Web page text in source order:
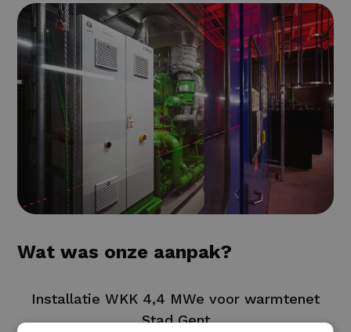
Wat was onze aanpak?
Installatie WKK 4,4 MWe voor warmtenet
Stad Gent